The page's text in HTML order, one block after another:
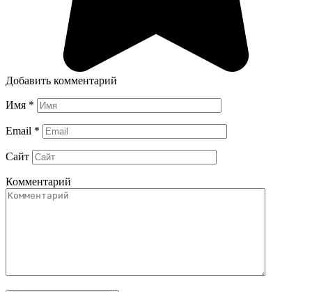
Добавить комментарий
Имя *
Email *
Сайт
Комментарий